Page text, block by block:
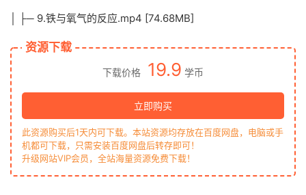
│ ├─ 9.铁与氧气的反应.mp4 [74.68MB]
资源下载
下载价格 19.9 学币
立即购买
此资源购买后1天内可下载。本站资源均存放在百度网盘，电脑或手
机都可下载，只需安装百度网盘后转存即可！
升级网站VIP会员，全站海量资源免费下载！